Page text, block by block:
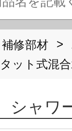
修部材 >
ット式混
シャワ